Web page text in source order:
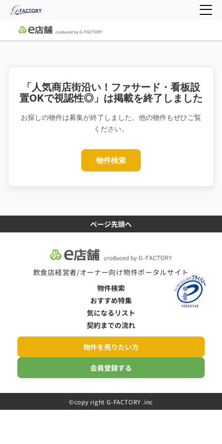
「人気商店街沿い！ファサード・看板設
置OKで視認性◎」は掲載を終了しました
お探しの物件は募集が終了しました。他の物件もぜひご覧
ください。
物件検索
ページ先頭へ
飲食店経営者/オーナー向け物件ポータルサイト
物件検索
おすすめ特集
気になるリスト
契約までの流れ
物件を売りたい方
会員登録する
©️copy right G-FACTORY .inc